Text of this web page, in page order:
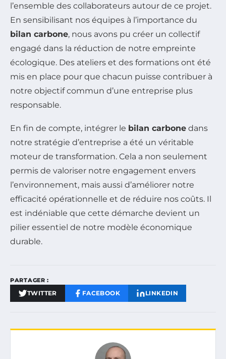
l’ensemble des collaborateurs autour de ce projet.
En sensibilisant nos équipes à l’importance du
bilan carbone, nous avons pu créer un collectif
engagé dans la réduction de notre empreinte
écologique. Des ateliers et des formations ont été
mis en place pour que chacun puisse contribuer à
notre objectif commun d’une entreprise plus
responsable.
En fin de compte, intégrer le bilan carbone dans
notre stratégie d’entreprise a été un véritable
moteur de transformation. Cela a non seulement
permis de valoriser notre engagement envers
l’environnement, mais aussi d’améliorer notre
efficacité opérationnelle et de réduire nos coûts. Il
est indéniable que cette démarche devient un
pilier essentiel de notre modèle économique
durable.
PARTAGER :
TWITTER FACEBOOK LINKEDIN